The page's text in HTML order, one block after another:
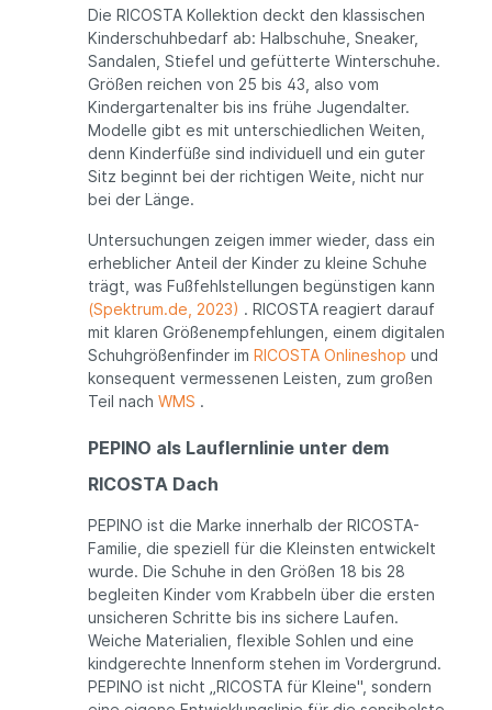
Die RICOSTA Kollektion deckt den klassischen
Kinderschuhbedarf ab: Halbschuhe, Sneaker,
Sandalen, Stiefel und gefütterte Winterschuhe.
Größen reichen von 25 bis 43, also vom
Kindergartenalter bis ins frühe Jugendalter.
Modelle gibt es mit unterschiedlichen Weiten,
denn Kinderfüße sind individuell und ein guter
Sitz beginnt bei der richtigen Weite, nicht nur
bei der Länge.
Untersuchungen zeigen immer wieder, dass ein
erheblicher Anteil der Kinder zu kleine Schuhe
trägt, was Fußfehlstellungen begünstigen kann
(Spektrum.de, 2023) . RICOSTA reagiert darauf
mit klaren Größenempfehlungen, einem digitalen
Schuhgrößenfinder im RICOSTA Onlineshop und
konsequent vermessenen Leisten, zum großen
Teil nach WMS .
PEPINO als Lauflernlinie unter dem
RICOSTA Dach
PEPINO ist die Marke innerhalb der RICOSTA-
Familie, die speziell für die Kleinsten entwickelt
wurde. Die Schuhe in den Größen 18 bis 28
begleiten Kinder vom Krabbeln über die ersten
unsicheren Schritte bis ins sichere Laufen.
Weiche Materialien, flexible Sohlen und eine
kindgerechte Innenform stehen im Vordergrund.
PEPINO ist nicht „RICOSTA für Kleine", sondern